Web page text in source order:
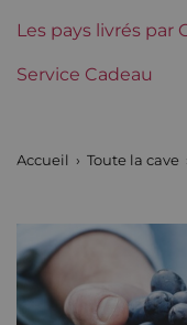
Région
Châteaux de Bordeaux
Les pays livrés
Service Cadeau
Accueil Toute la cave